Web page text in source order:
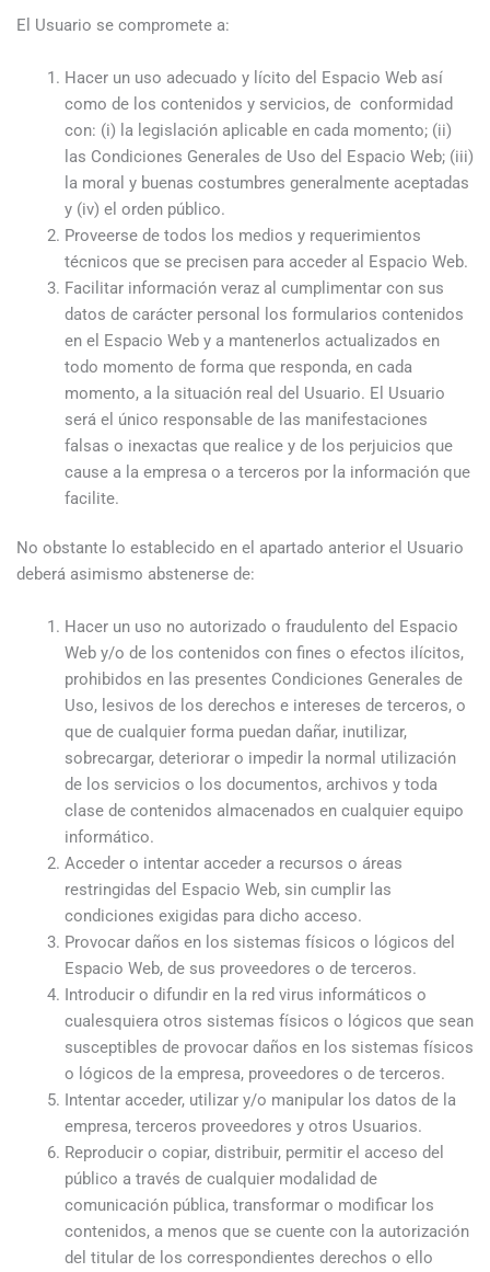
El Usuario se compromete a:
Hacer un uso adecuado y lícito del Espacio Web así
como de los contenidos y servicios, de conformidad
con: (i) la legislación aplicable en cada momento; (ii)
las Condiciones Generales de Uso del Espacio Web; (iii)
la moral y buenas costumbres generalmente aceptadas
y (iv) el orden público.
Proveerse de todos los medios y requerimientos
técnicos que se precisen para acceder al Espacio Web.
Facilitar información veraz al cumplimentar con sus
datos de carácter personal los formularios contenidos
en el Espacio Web y a mantenerlos actualizados en
todo momento de forma que responda, en cada
momento, a la situación real del Usuario. El Usuario
será el único responsable de las manifestaciones
falsas o inexactas que realice y de los perjuicios que
cause a la empresa o a terceros por la información que
facilite.
No obstante lo establecido en el apartado anterior el Usuario
deberá asimismo abstenerse de:
Hacer un uso no autorizado o fraudulento del Espacio
Web y/o de los contenidos con fines o efectos ilícitos,
prohibidos en las presentes Condiciones Generales de
Uso, lesivos de los derechos e intereses de terceros, o
que de cualquier forma puedan dañar, inutilizar,
sobrecargar, deteriorar o impedir la normal utilización
de los servicios o los documentos, archivos y toda
clase de contenidos almacenados en cualquier equipo
informático.
Acceder o intentar acceder a recursos o áreas
restringidas del Espacio Web, sin cumplir las
condiciones exigidas para dicho acceso.
Provocar daños en los sistemas físicos o lógicos del
Espacio Web, de sus proveedores o de terceros.
Introducir o difundir en la red virus informáticos o
cualesquiera otros sistemas físicos o lógicos que sean
susceptibles de provocar daños en los sistemas físicos
o lógicos de la empresa, proveedores o de terceros.
Intentar acceder, utilizar y/o manipular los datos de la
empresa, terceros proveedores y otros Usuarios.
Reproducir o copiar, distribuir, permitir el acceso del
público a través de cualquier modalidad de
comunicación pública, transformar o modificar los
contenidos, a menos que se cuente con la autorización
del titular de los correspondientes derechos o ello